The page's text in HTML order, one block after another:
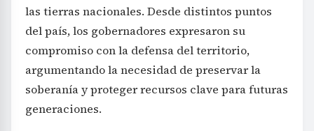
las tierras nacionales. Desde distintos puntos
del país, los gobernadores expresaron su
compromiso con la defensa del territorio,
argumentando la necesidad de preservar la
soberanía y proteger recursos clave para futuras
generaciones.